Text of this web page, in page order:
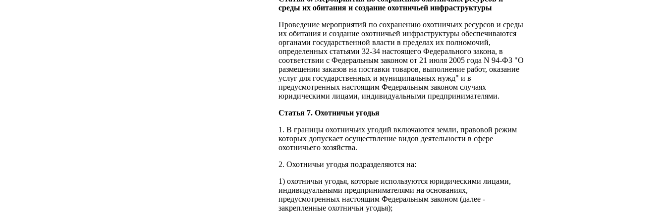
среды их обитания и создание охотничьей инфраструктуры
Проведение мероприятий по сохранению охотничьих ресурсов и среды
их обитания и создание охотничьей инфраструктуры обеспечиваются
органами государственной власти в пределах их полномочий,
определенных статьями 32-34 настоящего Федерального закона, в
соответствии с Федеральным законом от 21 июля 2005 года N 94-ФЗ "О
размещении заказов на поставки товаров, выполнение работ, оказание
услуг для государственных и муниципальных нужд" и в
предусмотренных настоящим Федеральным законом случаях
юридическими лицами, индивидуальными предпринимателями.
Статья 7. Охотничьи угодья
1. В границы охотничьих угодий включаются земли, правовой режим
которых допускает осуществление видов деятельности в сфере
охотничьего хозяйства.
2. Охотничьи угодья подразделяются на:
1) охотничьи угодья, которые используются юридическими лицами,
индивидуальными предпринимателями на основаниях,
предусмотренных настоящим Федеральным законом (далее -
закрепленные охотничьи угодья);